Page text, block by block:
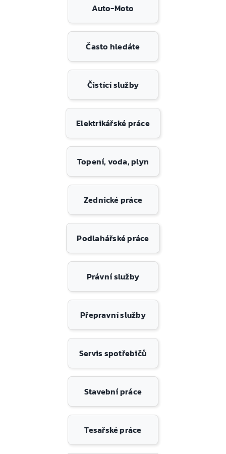
Auto-Moto
Často hledáte
Čistící služby
Elektrikářské práce
Topení, voda, plyn
Zednické práce
Podlahářské práce
Právní služby
Přepravní služby
Servis spotřebičů
Stavební práce
Tesařské práce